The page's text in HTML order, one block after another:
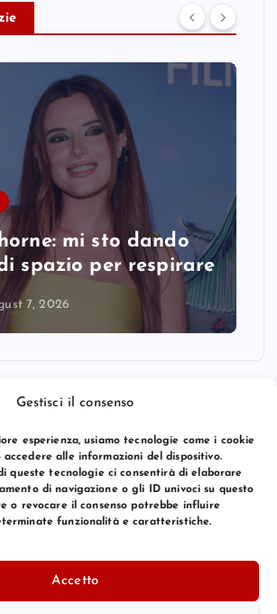
Gestisci il consenso
esperienza, usiamo tecnologie come i cookie
alle informazioni del dispositivo.
queste tecnologie ci consentirà di elaborare
di navigazione o gli ID univoci su questo
o revocare il consenso potrebbe influire
funzionalità e caratteristiche.
Accetto
mi sto dando
spazio per respirare
7, 2026